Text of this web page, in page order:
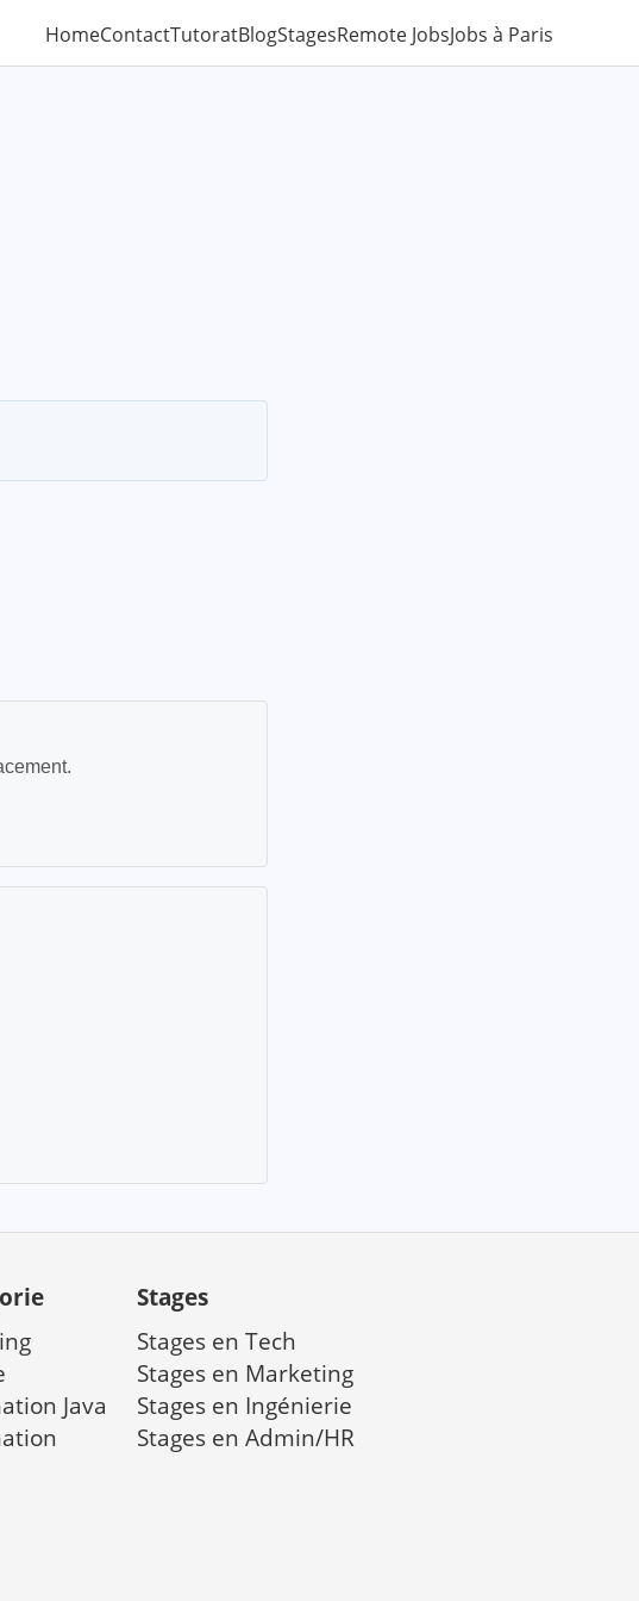
HomeContactTutoratBlogStagesRemote JobsJobs à Paris
Java
Stages
Stages en Tech
Stages en Marketing
Stages en Ingénierie
Stages en Admin/HR